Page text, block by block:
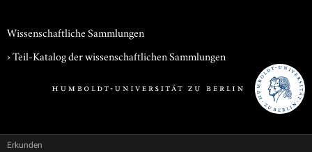
Wissenschaftliche Sammlungen
› Teil-Katalog der wissenschaftlichen Sammlungen
Erkunden